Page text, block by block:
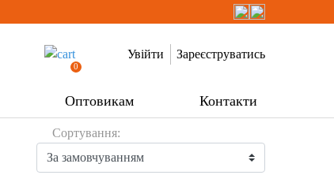
0
Увійти Зареєструватись
Оптовикам Контакти
Сортування: